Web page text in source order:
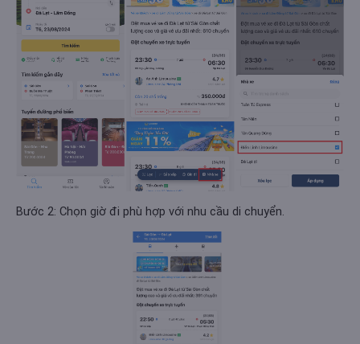
Bước 2: Chọn giờ đi phù hợp với nhu cầu di chuyển.